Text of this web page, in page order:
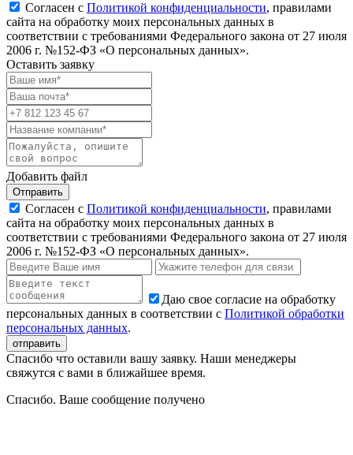
Согласен с Политикой конфиденциальности, правилами
сайта на обработку моих персональных данных в
соответствии с требованиями Федерального закона от 27 июля
2006 г. №152-ФЗ «О персональных данных».
Оставить заявку
Добавить файл
Отправить
Согласен с Политикой конфиденциальности, правилами
сайта на обработку моих персональных данных в
соответствии с требованиями Федерального закона от 27 июля
2006 г. №152-ФЗ «О персональных данных».
Даю свое согласие на обработку
персональных данных в соответствии с Политикой обработки
персональных данных.
Спасибо что оставили вашу заявку. Наши менеджеры
свяжутся с вами в ближайшее время.
Спасибо. Ваше сообщение получено